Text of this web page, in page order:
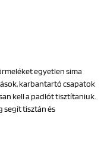
egyetlen sima
karbantartó csapatok
kell a padlót tisztítaniuk.
segít tisztán és